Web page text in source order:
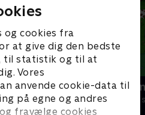
og cookies fra
at give dig den bedste
til statistik og til at
Vores
anvende cookie-data til
på egne og andres
fravælge cookies
Mashas
Børneserier • 1